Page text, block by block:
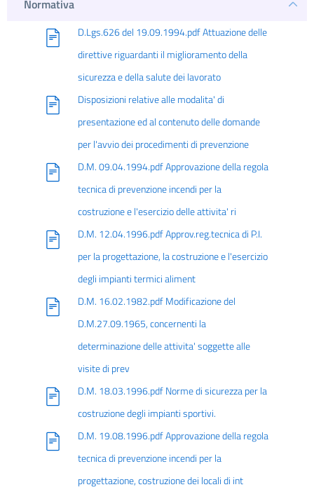
Normativa
D.Lgs.626 del 19.09.1994.pdf Attuazione delle
direttive riguardanti il miglioramento della
sicurezza e della salute dei lavorato
Disposizioni relative alle modalita' di
presentazione ed al contenuto delle domande
per l'avvio dei procedimenti di prevenzione
D.M. 09.04.1994.pdf Approvazione della regola
tecnica di prevenzione incendi per la
costruzione e l'esercizio delle attivita' ri
D.M. 12.04.1996.pdf Approv.reg.tecnica di P.I.
per la progettazione, la costruzione e l'esercizio
degli impianti termici aliment
D.M. 16.02.1982.pdf Modificazione del
D.M.27.09.1965, concernenti la
determinazione delle attivita' soggette alle
visite di prev
D.M. 18.03.1996.pdf Norme di sicurezza per la
costruzione degli impianti sportivi.
D.M. 19.08.1996.pdf Approvazione della regola
tecnica di prevenzione incendi per la
progettazione, costruzione dei locali di int